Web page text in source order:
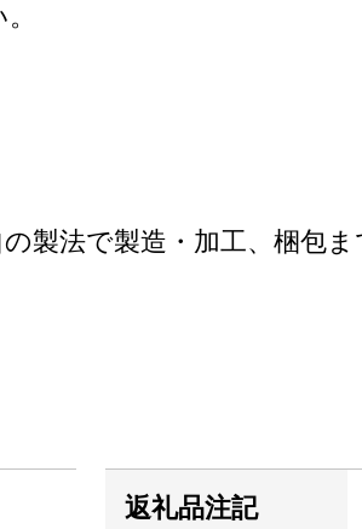
製法で製造・加工、梱包
返礼品注記